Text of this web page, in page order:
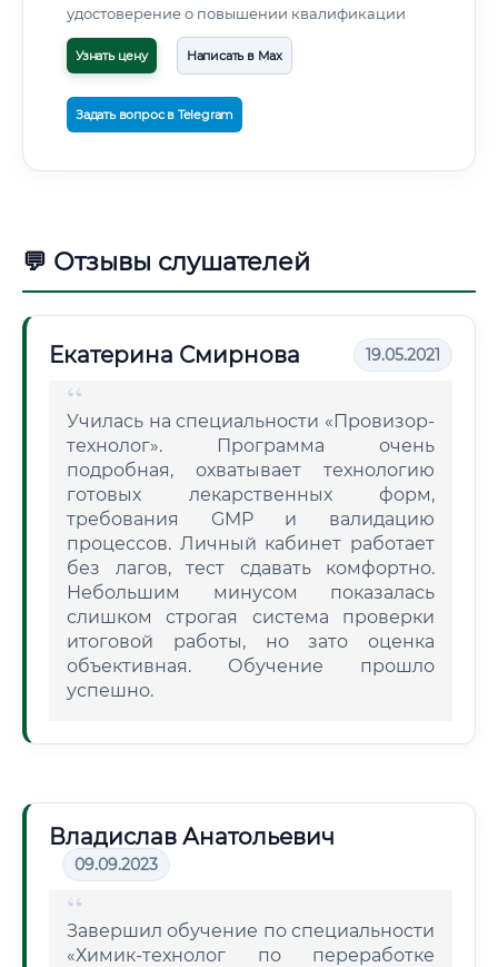
удостоверение о повышении квалификации
Узнать цену Написать в Max
Задать вопрос в Telegram
💬 Отзывы слушателей
Екатерина Смирнова 19.05.2021
Училась на специальности «Провизор-
технолог». Программа очень
подробная, охватывает технологию
готовых лекарственных форм,
требования GMP и валидацию
процессов. Личный кабинет работает
без лагов, тест сдавать комфортно.
Небольшим минусом показалась
слишком строгая система проверки
итоговой работы, но зато оценка
объективная. Обучение прошло
успешно.
Владислав Анатольевич
09.09.2023
Завершил обучение по специальности
«Химик-технолог по переработке